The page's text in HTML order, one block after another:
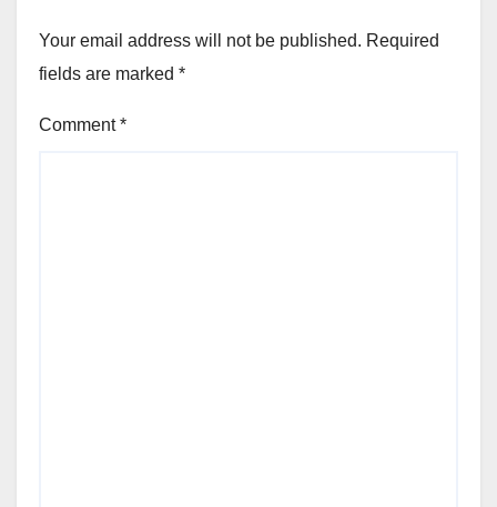
Your email address will not be published. Required
fields are marked *
Comment*